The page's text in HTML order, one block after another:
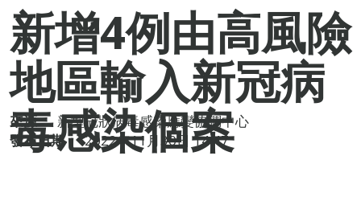
新增4例由高風險
地區輸入新冠病
毒感染個案
來源： 新型冠狀病毒感染應變協調中心
發布日期： 2022年11月30日 14:47